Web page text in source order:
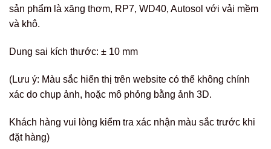
sản phẩm là xăng thơm, RP7, WD40, Autosol với vải mềm
và khô.
Dung sai kích thước: ± 10 mm
(Lưu ý: Màu sắc hiển thị trên website có thể không chính
xác do chụp ảnh, hoặc mô phỏng bằng ảnh 3D.
Khách hàng vui lòng kiểm tra xác nhận màu sắc trước khi
đặt hàng)